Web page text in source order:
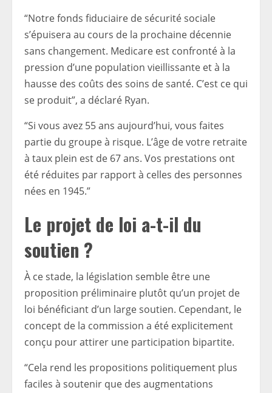
“Notre fonds fiduciaire de sécurité sociale
s’épuisera au cours de la prochaine décennie
sans changement. Medicare est confronté à la
pression d’une population vieillissante et à la
hausse des coûts des soins de santé. C’est ce qui
se produit”, a déclaré Ryan.
“Si vous avez 55 ans aujourd’hui, vous faites
partie du groupe à risque. L’âge de votre retraite
à taux plein est de 67 ans. Vos prestations ont
été réduites par rapport à celles des personnes
nées en 1945.”
Le projet de loi a-t-il du
soutien ?
À ce stade, la législation semble être une
proposition préliminaire plutôt qu’un projet de
loi bénéficiant d’un large soutien. Cependant, le
concept de la commission a été explicitement
conçu pour attirer une participation bipartite.
“Cela rend les propositions politiquement plus
faciles à soutenir que des augmentations